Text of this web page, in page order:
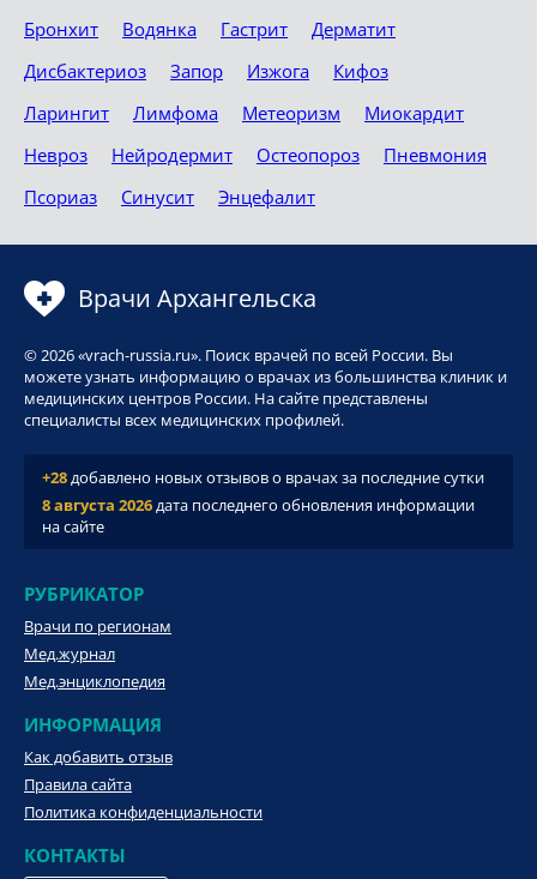
Бронхит
Водянка Гастрит
Дерматит
Дисбактериоз
Запор Изжога
Кифоз
Ларингит
Лимфома Метеоризм
Миокардит
Невроз
Нейродермит Остеопороз
Пневмония
Псориаз
Синусит Энцефалит
Врачи Архангельска
© 2026 «vrach-russia.ru». Поиск врачей по всей России. Вы
можете узнать информацию о врачах из большинства клиник и
медицинских центров России. На сайте представлены
специалисты всех медицинских профилей.
+28добавлено новых отзывов о врачах за последние сутки
8 августа 2026дата последнего обновления информации
на сайте
РУБРИКАТОР
Врачи по регионам
Мед.журнал
Мед.энциклопедия
ИНФОРМАЦИЯ
Как добавить отзыв
Правила сайта
Политика конфиденциальности
КОНТАКТЫ